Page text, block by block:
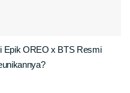
Epik OREO x BTS Resmi